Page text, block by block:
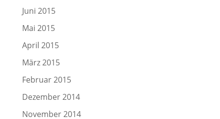
Juni 2015
Mai 2015
April 2015
März 2015
Februar 2015
Dezember 2014
November 2014